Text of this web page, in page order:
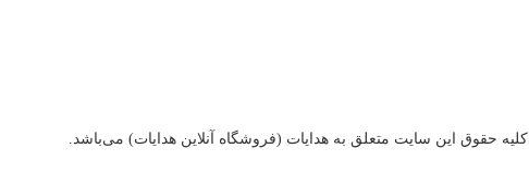
کليه حقوق اين سايت متعلق به هدایات (فروشگاه آنلاین هدایات) می‌باشد.